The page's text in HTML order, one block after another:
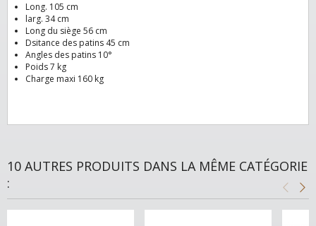
Long. 105 cm
larg. 34 cm
Long du siège 56 cm
Dsitance des patins 45 cm
Angles des patins 10°
Poids 7 kg
Charge maxi 160 kg
10 AUTRES PRODUITS DANS LA MÊME CATÉGORIE
: